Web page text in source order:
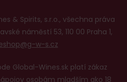
& Spirits, s.r.o., všechna práva
náměstí 53, 110 00 Praha 1,
w-s.cz
Global-Wines.sk platí zákaz
osobám mladším ako 18